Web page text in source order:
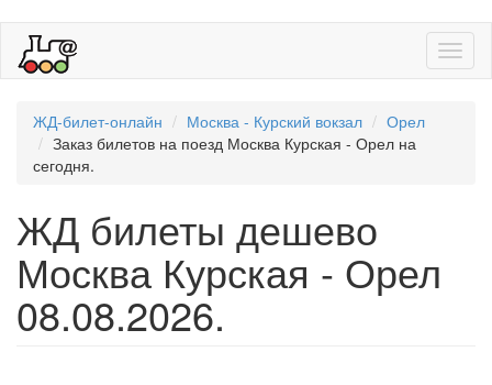
ЖД-билет-онлайн Москва - Курский вокзал
Орел
Заказ билетов на поезд Москва Курская - Орел на
сегодня.
ЖД билеты дешево
Москва Курская - Орел
08.08.2026.